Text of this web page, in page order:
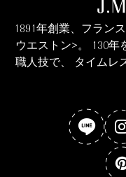
1891年創業、フラン
ウエストン>。 130年
職人技で、 タイムレ